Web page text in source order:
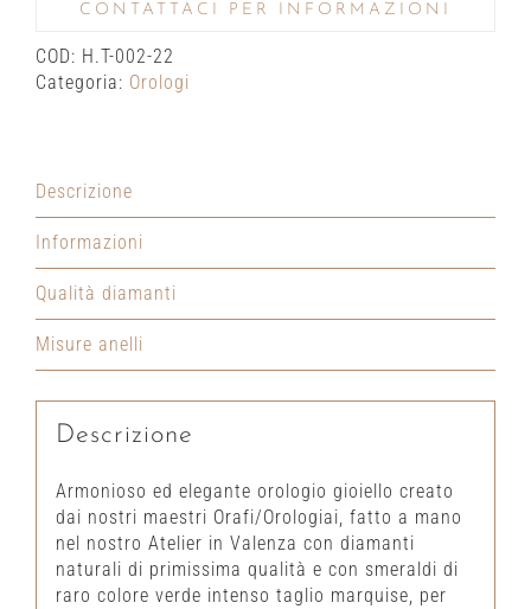
CONTATTACI PER INFORMAZIONI
COD: H.T-002-22
Categoria: Orologi
Descrizione
Informazioni
Qualità diamanti
Misure anelli
Descrizione
Armonioso ed elegante orologio gioiello creato
dai nostri maestri Orafi/Orologiai, fatto a mano
nel nostro Atelier in Valenza con diamanti
naturali di primissima qualità e con smeraldi di
raro colore verde intenso taglio marquise, per